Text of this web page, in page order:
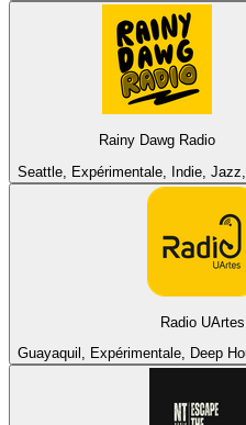
Rainy Dawg Radio
Seattle, Expérimentale, Indie,
Radio UArtes
Guayaquil, Expérimentale, Deep